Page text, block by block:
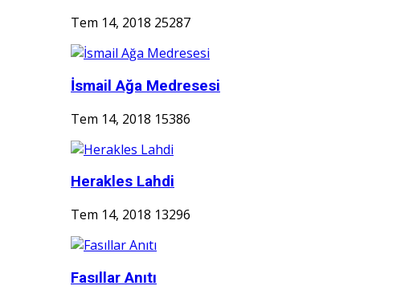
Tem 14, 2018 25287
İsmail Ağa Medresesi
Tem 14, 2018 15386
Herakles Lahdi
Tem 14, 2018 13296
Fasıllar Anıtı